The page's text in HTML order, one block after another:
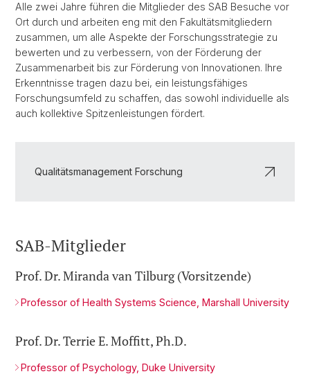
Alle zwei Jahre führen die Mitglieder des SAB Besuche vor
Ort durch und arbeiten eng mit den Fakultätsmitgliedern
zusammen, um alle Aspekte der Forschungsstrategie zu
bewerten und zu verbessern, von der Förderung der
Zusammenarbeit bis zur Förderung von Innovationen. Ihre
Erkenntnisse tragen dazu bei, ein leistungsfähiges
Forschungsumfeld zu schaffen, das sowohl individuelle als
auch kollektive Spitzenleistungen fördert.
Qualitätsmanagement Forschung
SAB-Mitglieder
Prof. Dr. Miranda van Tilburg (Vorsitzende)
Professor of Health Systems Science, Marshall University
Prof. Dr. Terrie E. Moffitt, Ph.D.
Professor of Psychology, Duke University